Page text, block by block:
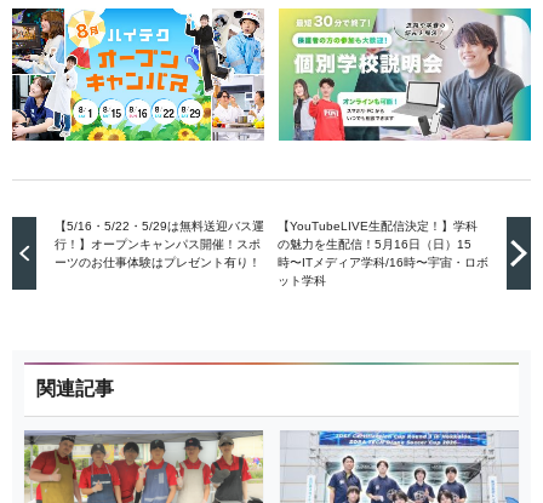
【5/16・5/22・5/29は無料送迎バス運
行！】オープンキャンパス開催！スポ
ーツのお仕事体験はプレゼント有り！
【YouTubeLIVE生配信決定！】学科
の魅力を生配信！5月16日（日）15
時〜ITメディア学科/16時〜宇宙・ロボ
ット学科
関連記事